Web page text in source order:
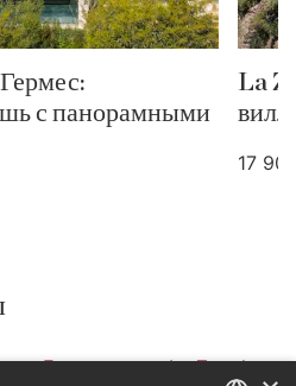
с панорамными
La
17
Бенахавис
La Zagaleta